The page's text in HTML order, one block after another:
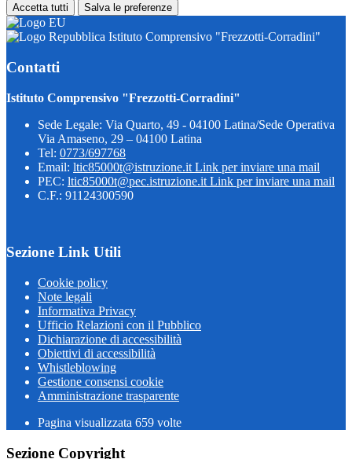
Accetta tutti Salva le preferenze
Istituto Comprensivo "Frezzotti-Corradini"
Contatti
Istituto Comprensivo "Frezzotti-Corradini"
Sede Legale: Via Quarto, 49 - 04100 Latina/Sede Operativa
Via Amaseno, 29 – 04100 Latina
Tel: 0773/697768
Email: ltic85000t@istruzione.it Link per inviare una mail
PEC: ltic85000t@pec.istruzione.it Link per inviare una mail
C.F.: 91124300590
Sezione Link Utili
Cookie policy
Note legali
Informativa Privacy
Ufficio Relazioni con il Pubblico
Dichiarazione di accessibilità
Obiettivi di accessibilità
Whistleblowing
Gestione consensi cookie
Amministrazione trasparente
Pagina visualizzata 659 volte
Sezione Copyright